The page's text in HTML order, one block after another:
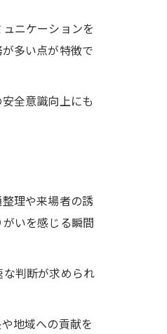
ニケーションを
多い点が特徴で
全意識向上にも
理や来場者の誘
いを感じる瞬間
判断が求められ
地域への貢献を